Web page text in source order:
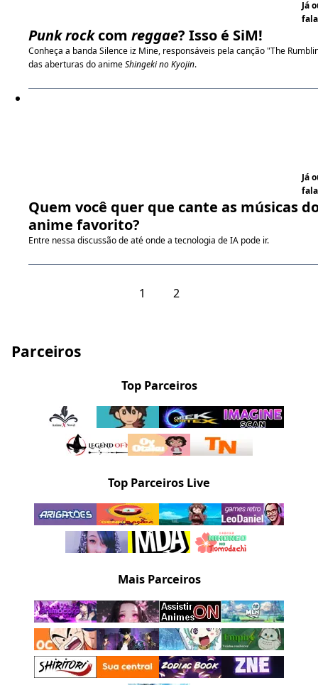
Já
Punk rockcom reggae? Isso é SiM!
Conheça a banda Silence iz Mine, responsáveis pela canção "The
das aberturas do animeShingeki no Kyojin.
Já
Quem você quer que cante as músicas
anime favorito?
Entre nessa discussão de até onde a tecnologia de IA pode ir.
1 2
Parceiros
Top Parceiros
Top Parceiros Live
Mais Parceiros